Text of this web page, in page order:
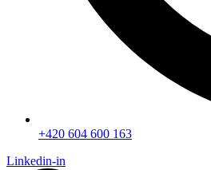
+420 604 600 163
Linkedin-in